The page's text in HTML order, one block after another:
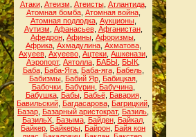
Атаки, Атеизм Атеисты, Атлантида,
Атомная бомба, Атомная война,
Атомная подлодка, Аукционы,
Аутизм Афанасьев, Афганистан,
Афедрон Афины Афоризмы
Африка, Ахмадулина, Ахматова,
Ахуеев Ахуеево Ацтеки Ашкенази
Аэропорт, Аятолла БАБЫ БЫК
Баба, Баба-Яга, Баба-яга, Бабель,
Бабизмы, Бабий Яр, Бабицкая,
Бабочки, Бабурин, Бабучина,
Бабушка, Бабы, Бабьё, Бавария,
Бавильский Багдасарова Багрицкий
Базар Базарный аристократ, Базиль
БазильХ, Базыма, Байден, Байкал,
Байкер Байкеры Байрон Байя кон